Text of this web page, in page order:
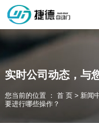
深圳市捷德自动门有限公司
制作销售和安装的企业，欢迎
为客户量身定制独属
设计、制作、安装、售后
实时公司动态，与
您当前的位置 ： 首 页 > 新闻
要进行哪些操作？